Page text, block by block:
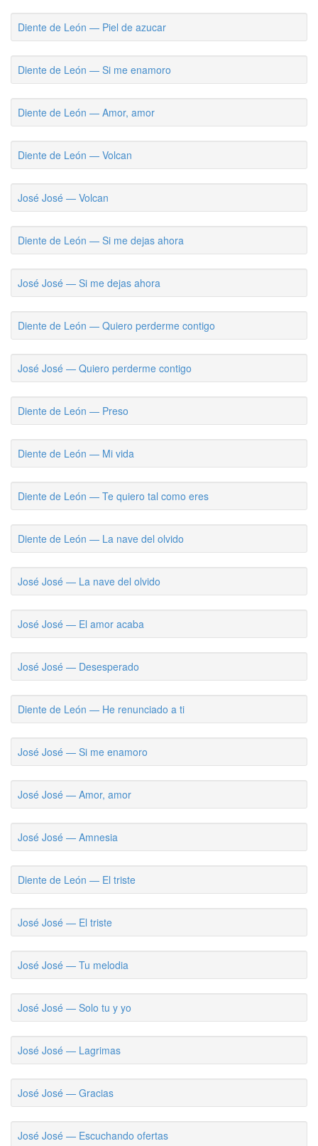
Diente de León — Piel de azucar
Diente de León — Si me enamoro
Diente de León — Amor, amor
Diente de León — Volcan
José José — Volcan
Diente de León — Si me dejas ahora
José José — Si me dejas ahora
Diente de León — Quiero perderme contigo
José José — Quiero perderme contigo
Diente de León — Preso
Diente de León — Mi vida
Diente de León — Te quiero tal como eres
Diente de León — La nave del olvido
José José — La nave del olvido
José José — El amor acaba
José José — Desesperado
Diente de León — He renunciado a ti
José José — Si me enamoro
José José — Amor, amor
José José — Amnesia
Diente de León — El triste
José José — El triste
José José — Tu melodia
José José — Solo tu y yo
José José — Lagrimas
José José — Gracias
José José — Escuchando ofertas